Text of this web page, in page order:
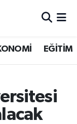
EĞİTİM